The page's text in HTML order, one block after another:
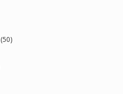
(50)